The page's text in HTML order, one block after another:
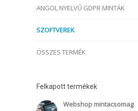
ANGOL NYELVŰ GDPR MINTÁK
SZOFTVEREK
ÖSSZES TERMÉK
Felkapott termékek
Webshop mintacsomag